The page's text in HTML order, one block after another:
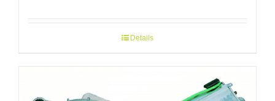
Details